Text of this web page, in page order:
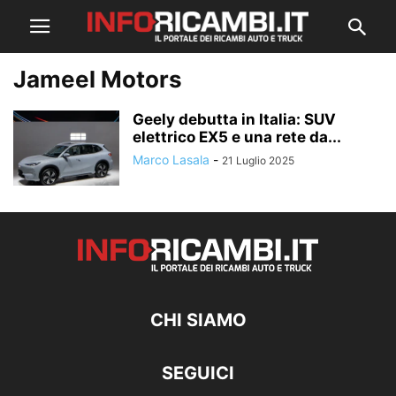
Jameel Motors
Geely debutta in Italia: SUV
elettrico EX5 e una rete da...
Marco Lasala - 21 Luglio 2025
CHI SIAMO
SEGUICI